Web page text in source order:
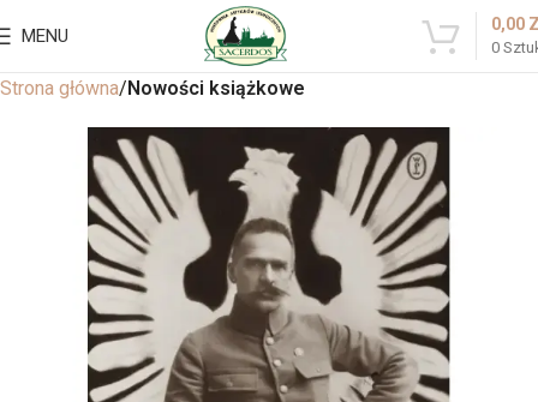
MENU
0
0,00
Strona główna Nowości książkowe